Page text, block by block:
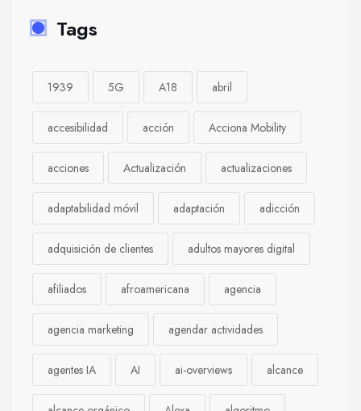
Tags
1939 5G A18 abril
accesibilidad acción Acciona Mobility
acciones Actualización actualizaciones
adaptabilidad móvil adaptación adicción
adquisición de clientes adultos mayores digital
afiliados afroamericana agencia
agencia marketing agendar actividades
agentes IA AI ai-overviews alcance